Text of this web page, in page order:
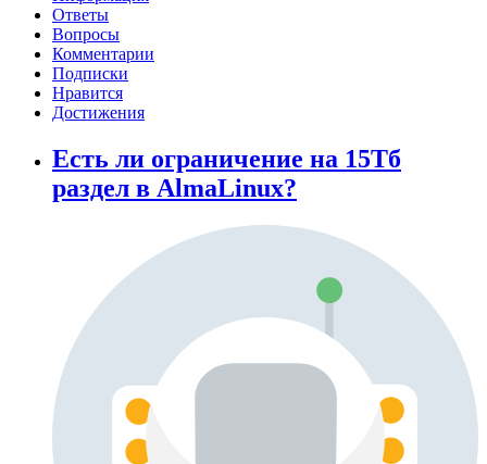
Ответы
Вопросы
Комментарии
Подписки
Нравится
Достижения
Есть ли ограничение на 15Тб
раздел в AlmaLinux?